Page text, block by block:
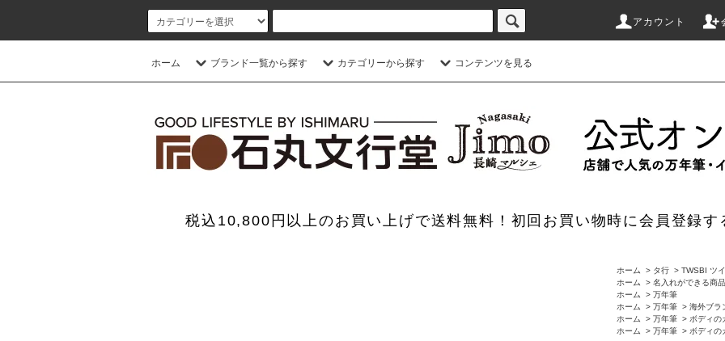
アカウント
ホーム ブランド一覧から探す カテゴリーから探す コンテンツを見る
税込10,800円以上のお買い上げで送料無料！初回お買い物時に会員登録
ホーム > タ行 > TWSBI ツ
ホーム
> 名入れができる商品
ホーム
> 万年筆
ホーム
> 万年筆 > 海外ブラ
ホーム
> 万年筆 > ボディの
ホーム
> 万年筆 > ボディの